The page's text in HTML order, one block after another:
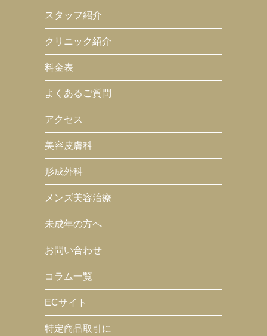
スタッフ紹介
クリニック紹介
料金表
よくあるご質問
アクセス
美容皮膚科
形成外科
メンズ美容治療
未成年の方へ
お問い合わせ
コラム一覧
ECサイト
特定商品取引に